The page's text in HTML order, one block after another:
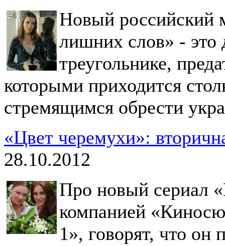
Новый российский
лишних слов» -
треугольнике,
которыми приходится
стремящимся обрести
«Цвет черемухи»:
28.10.2012
Про новый сериал
компанией
1», говорят, что он